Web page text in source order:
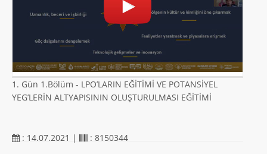
1. Gün 1.Bölüm - LPO’LARIN EĞİTİMİ VE POTANSİYEL
YEG’LERİN ALTYAPISININ OLUŞTURULMASI EĞİTİMİ
: 14.07.2021 | : 8150344